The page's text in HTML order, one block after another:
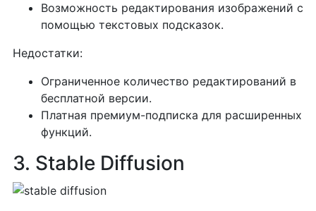
Возможность редактирования изображений с
помощью текстовых подсказок.
Недостатки:
Ограниченное количество редактирований в
бесплатной версии.
Платная премиум-подписка для расширенных
функций.
3. Stable Diffusion